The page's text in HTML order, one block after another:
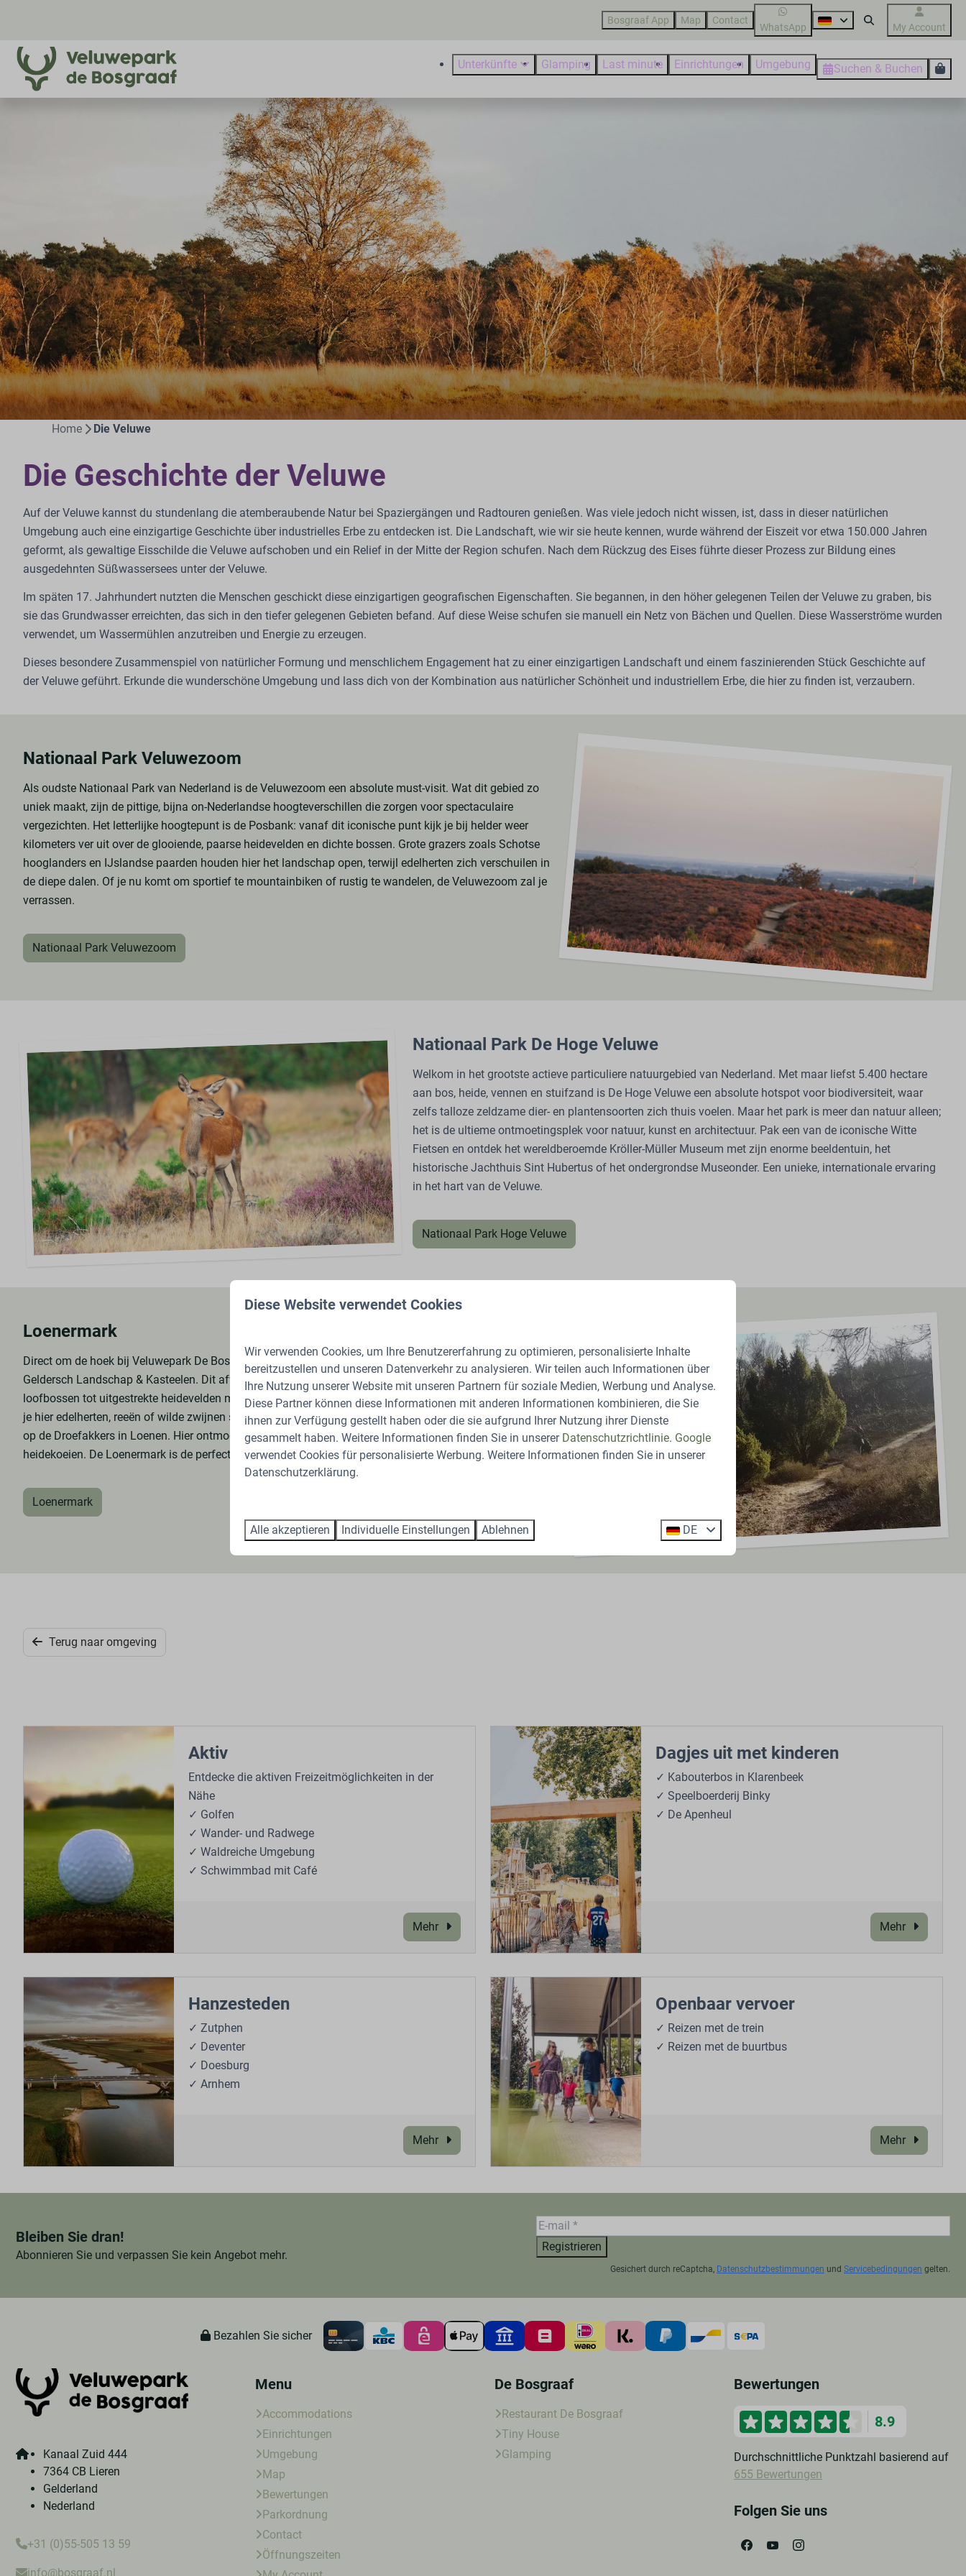
Bosgraaf App Map Contact
WhatsApp My Account
Unterkünfte Glamping Last minute Einrichtungen Umgebung Suchen & Buchen
Home Die Veluwe
Die Geschichte der Veluwe
Auf der Veluwe kannst du stundenlang die atemberaubende Natur bei Spaziergängen und Radtouren genießen. Was viele jedoch nicht wissen, ist, dass in dieser natürlichen
Umgebung auch eine einzigartige Geschichte über industrielles Erbe zu entdecken ist. Die Landschaft, wie wir sie heute kennen, wurde während der Eiszeit vor etwa 150.000 Jahren
geformt, als gewaltige Eisschilde die Veluwe aufschoben und ein Relief in der Mitte der Region schufen. Nach dem Rückzug des Eises führte dieser Prozess zur Bildung eines
ausgedehnten Süßwassersees unter der Veluwe.
Im späten 17. Jahrhundert nutzten die Menschen geschickt diese einzigartigen geografischen Eigenschaften. Sie begannen, in den höher gelegenen Teilen der Veluwe zu graben, bis
sie das Grundwasser erreichten, das sich in den tiefer gelegenen Gebieten befand. Auf diese Weise schufen sie manuell ein Netz von Bächen und Quellen. Diese Wasserströme wurden
verwendet, um Wassermühlen anzutreiben und Energie zu erzeugen.
Dieses besondere Zusammenspiel von natürlicher Formung und menschlichem Engagement hat zu einer einzigartigen Landschaft und einem faszinierenden Stück Geschichte auf
der Veluwe geführt. Erkunde die wunderschöne Umgebung und lass dich von der Kombination aus natürlicher Schönheit und industriellem Erbe, die hier zu finden ist, verzaubern.
Nationaal Park Veluwezoom
Als oudste Nationaal Park van Nederland is de Veluwezoom een absolute must-visit. Wat dit gebied zo
uniek maakt, zijn de pittige, bijna on-Nederlandse hoogteverschillen die zorgen voor spectaculaire
vergezichten. Het letterlijke hoogtepunt is de Posbank: vanaf dit iconische punt kijk je bij helder weer
kilometers ver uit over de glooiende, paarse heidevelden en dichte bossen. Grote grazers zoals Schotse
hooglanders en IJslandse paarden houden hier het landschap open, terwijl edelherten zich verschuilen in
de diepe dalen. Of je nu komt om sportief te mountainbiken of rustig te wandelen, de Veluwezoom zal je
verrassen.
Nationaal Park Veluwezoom
Nationaal Park De Hoge Veluwe
Welkom in het grootste actieve particuliere natuurgebied van Nederland. Met maar liefst 5.400 hectare
aan bos, heide, vennen en stuifzand is De Hoge Veluwe een absolute hotspot voor biodiversiteit, waar
zelfs talloze zeldzame dier- en plantensoorten zich thuis voelen. Maar het park is meer dan natuur alleen;
het is de ultieme ontmoetingsplek voor natuur, kunst en architectuur. Pak een van de iconische Witte
Fietsen en ontdek het wereldberoemde Kröller-Müller Museum met zijn enorme beeldentuin, het
historische Jachthuis Sint Hubertus of het ondergrondse Museonder. Een unieke, internationale ervaring
in het hart van de Veluwe.
Nationaal Park Hoge Veluwe
Loenermark
Direct om de hoek bij Veluwepark De Bosgraaf ligt de Loenermark, een van de mooiste parels van
Geldersch Landschap & Kasteelen. Dit afwisselende gebied heeft het allemaal: van dichte naald- en
loofbossen tot uitgestrekte heidevelden met zeldzame jeneverbessen en oude stuifduinen. Grote kans dat
je hier edelherten, reeën of wilde zwijnen spot! Wandel zeker even langs de karakteristieke schaapskooi
op de Droefakkers in Loenen. Hier ontmoet je de kudde Veluwse heideschapen en de grazende
heidekoeien. De Loenermark is de perfecte plek om de pure, ongetemde Veluwe te ervaren.
Loenermark
Terug naar omgeving
Aktiv
Entdecke die aktiven Freizeitmöglichkeiten in der
Nähe
✓ Golfen
✓ Wander- und Radwege
✓ Waldreiche Umgebung
✓ Schwimmbad mit Café
Mehr
Dagjes uit met kinderen
✓ Kabouterbos in Klarenbeek
✓ Speelboerderij Binky
✓ De Apenheul
Mehr
Hanzesteden
✓ Zutphen
✓ Deventer
✓ Doesburg
✓ Arnhem
Mehr
Openbaar vervoer
✓ Reizen met de trein
✓ Reizen met de buurtbus
Mehr
Bleiben Sie dran!
Abonnieren Sie und verpassen Sie kein Angebot mehr.
Registrieren
Gesichert durch reCaptcha, Datenschutzbestimmungen und Servicebedingungen gelten.
Bezahlen Sie sicher
Kanaal Zuid 444
7364 CB Lieren
Gelderland
Nederland
+31 (0)55-505 13 59
info@bosgraaf.nl
Menu
Accommodations
Einrichtungen
Umgebung
Map
Bewertungen
Parkordnung
Contact
Öffnungszeiten
De Bosgraaf
Restaurant De Bosgraaf
Tiny House
Glamping
Bewertungen
8.9
Durchschnittliche Punktzahl basierend auf
655 Bewertungen
Folgen Sie uns
Diese Website verwendet Cookies
Wir verwenden Cookies, um Ihre Benutzererfahrung zu optimieren, personalisierte Inhalte
bereitzustellen und unseren Datenverkehr zu analysieren. Wir teilen auch Informationen über
Ihre Nutzung unserer Website mit unseren Partnern für soziale Medien, Werbung und Analyse.
Diese Partner können diese Informationen mit anderen Informationen kombinieren, die Sie
ihnen zur Verfügung gestellt haben oder die sie aufgrund Ihrer Nutzung ihrer Dienste
gesammelt haben. Weitere Informationen finden Sie in unserer Datenschutzrichtlinie. Google
verwendet Cookies für personalisierte Werbung. Weitere Informationen finden Sie in unserer
Datenschutzerklärung.
Alle akzeptieren Individuelle Einstellungen Ablehnen DE